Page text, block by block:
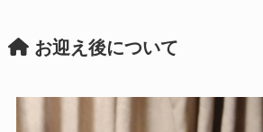
お迎え後について